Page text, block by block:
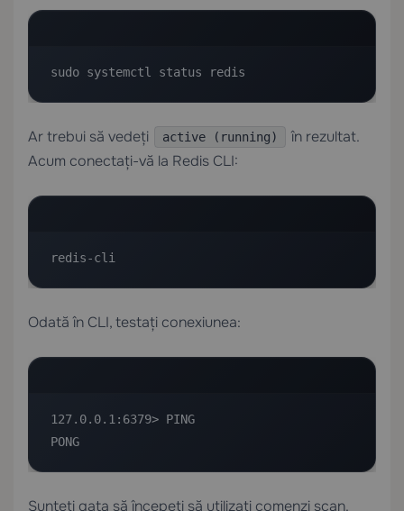
sudo systemctl status redis
Ar trebui să vedeți active (running)
în rezultat.
Acum conectați-vă la Redis CLI:
redis-cli
Odată în CLI, testați conexiunea:
127.0.0.1:6379> PING
PONG
Sunteți gata să începeți să utilizați comenzi scan.